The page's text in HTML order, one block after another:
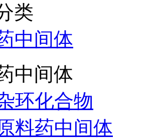
类
中间体
中间体
环化合物
料药中间体